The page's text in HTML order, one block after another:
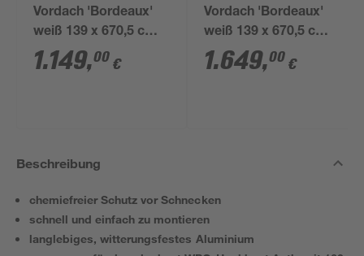
Vordach 'Bordeaux'
weiß 139 x 670,5 cm
Polycarbonat
transparent
1.149,00 €
Vordach 'Bordeaux'
weiß 139 x 670,5 cm
Acrylglas klar
1.649,00 €
Beschreibung
chemiefreier Schutz vor Schnecken
schnell und einfach zu montieren
langlebiges, witterungsfestes Aluminium